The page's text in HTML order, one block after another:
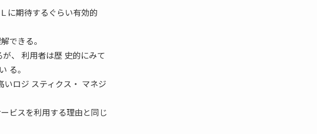
に期待するぐらい有効的
できる。
、 利用者は歴 史的にみて
る。
ロジ スティクス・ マネジ
ビスを利用する理由と同じ